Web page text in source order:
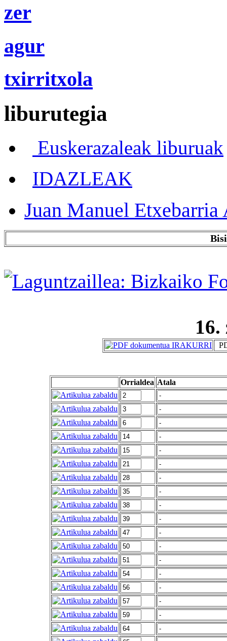
zer
agur
txirritxola
liburutegia
Euskerazaleak liburuak
IDAZLEAK
Juan Manuel Etxebarria
16.
Orrialdea Atala